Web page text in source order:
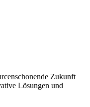
Zukunft
Lösungen und